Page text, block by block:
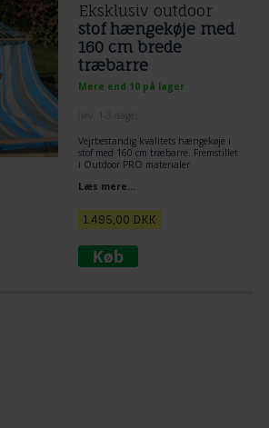
Eksklusiv outdoor
stof hængekøje med
160 cm brede
træbarre
Mere end 10 på lager
Vejrbestandig kvalitets hængekøje i
stof med 160 cm træbarre. Fremstillet
i Outdoor PRO materialer.
Læs mere...
1.495,00 DKK